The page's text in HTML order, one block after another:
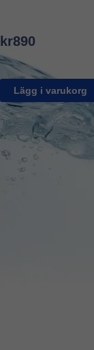
kr890
Lägg i varukorg